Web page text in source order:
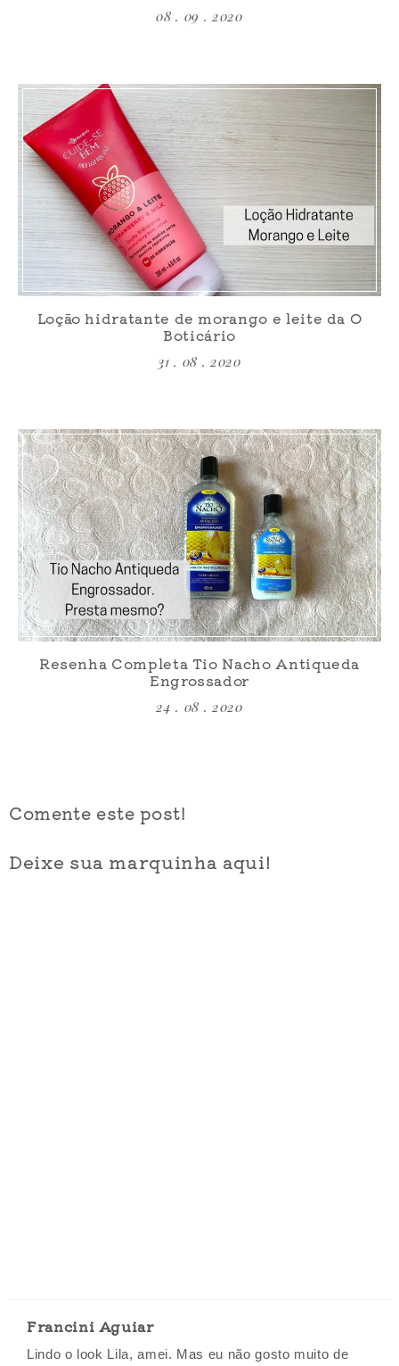
08 . 09 . 2020
Loção hidratante de morango e leite da O
Boticário
31 . 08 . 2020
Resenha Completa Tio Nacho Antiqueda
Engrossador
24 . 08 . 2020
Comente este post!
Deixe sua marquinha aqui!
Francini Aguiar
Lindo o look Lila, amei. Mas eu não gosto muito de